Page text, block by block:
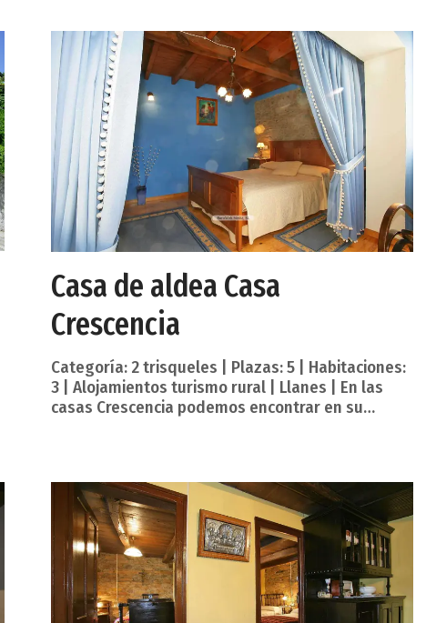
público Una capital y villa marinera de
impresionante casco histórico, tradición marinera,
etnografía, folclore, gastronomía, playas y
montañas que miran a los picos de Europa.
Cultura tradicional y de vanguardia, historias de
indianos y cineastas enamorados.
Casa de aldea Casa
Crescencia
Categoría: 2 trisqueles | Plazas: 5 | Habitaciones:
3 | Alojamientos turismo rural | Llanes | En las
casas Crescencia podemos encontrar en su
interior encontrará sala de estar con chimenea y
televisión. Cocina con menaje, microondas y
comedor. Lavadora y zona para tender la ropa.
Con acceso asfaltado cerca de la playa. Están
situadas fuera del casco urbano y al pie de la
montaña con vistas al pico Benz